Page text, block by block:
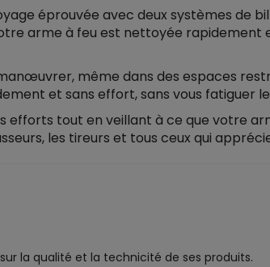
éprouvée avec deux systèmes de
arme à feu est nettoyée
même dans des espaces
et sans effort, sans vous fatiguer
efforts tout en veillant à ce que votre
les tireurs et tous ceux qui
la qualité et la technicité de ses produits.